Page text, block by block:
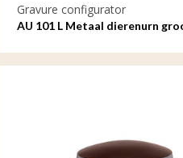
Gravure configurator
AU 101 L Metaal dierenurn